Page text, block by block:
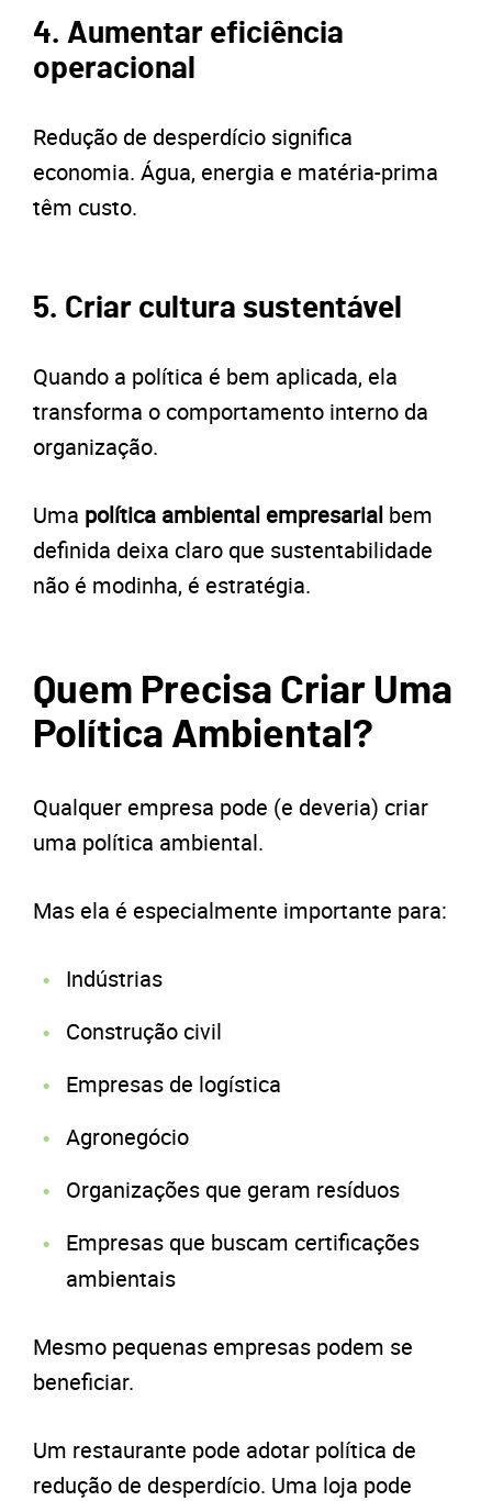
4. Aumentar eficiência
operacional
Redução de desperdício significa
economia. Água, energia e matéria-prima
têm custo.
5. Criar cultura sustentável
Quando a política é bem aplicada, ela
transforma o comportamento interno da
organização.
Uma política ambiental empresarial bem
definida deixa claro que sustentabilidade
não é modinha, é estratégia.
Quem Precisa Criar Uma
Política Ambiental?
Qualquer empresa pode (e deveria) criar
uma política ambiental.
Mas ela é especialmente importante para:
Indústrias
Construção civil
Empresas de logística
Agronegócio
Organizações que geram resíduos
Empresas que buscam certificações
ambientais
Mesmo pequenas empresas podem se
beneficiar.
Um restaurante pode adotar política de
redução de desperdício. Uma loja pode